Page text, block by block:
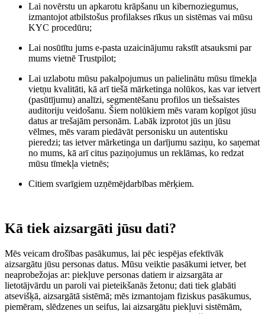
Lai novērstu un apkarotu krāpšanu un kibernoziegumus,
izmantojot atbilstošus profilakses rīkus un sistēmas vai mūsu
KYC procedūru;
Lai nosūtītu jums e-pasta uzaicinājumu rakstīt atsauksmi par
mums vietnē Trustpilot;
Lai uzlabotu mūsu pakalpojumus un palielinātu mūsu tīmekļa
vietņu kvalitāti, kā arī tiešā mārketinga nolūkos, kas var ietvert
(pasūtījumu) analīzi, segmentēšanu profilos un tiešsaistes
auditoriju veidošanu. Šiem nolūkiem mēs varam kopīgot jūsu
datus ar trešajām personām. Labāk izprotot jūs un jūsu
vēlmes, mēs varam piedāvāt personisku un autentisku
pieredzi; tas ietver mārketinga un darījumu saziņu, ko saņemat
no mums, kā arī citus paziņojumus un reklāmas, ko redzat
mūsu tīmekļa vietnēs;
Citiem svarīgiem uzņēmējdarbības mērķiem.
Kā tiek aizsargāti jūsu dati?
Mēs veicam drošības pasākumus, lai pēc iespējas efektīvāk
aizsargātu jūsu personas datus. Mūsu veiktie pasākumi ietver, bet
neaprobežojas ar: piekļuve personas datiem ir aizsargāta ar
lietotājvārdu un paroli vai pieteikšanās žetonu; dati tiek glabāti
atsevišķā, aizsargātā sistēmā; mēs izmantojam fiziskus pasākumus,
piemēram, slēdzenes un seifus, lai aizsargātu piekļuvi sistēmām,